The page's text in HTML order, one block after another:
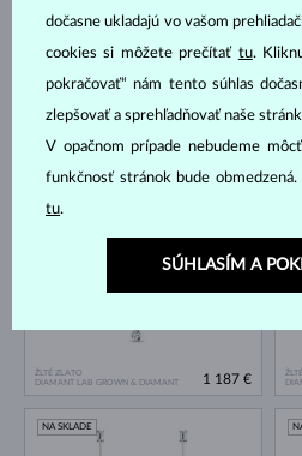
ŽLTÉ ZLATO
ŽLTÉ ZLATO
DIAMANT LAB GROWN & DIAMANT
NA SKLADE
1 187 €
NA SKLADE
dočasne ukladajú vo vašom
cookies si môžete prečítať tu.
pokračovať“ nám tento súhlas
zlepšovať a sprehľadňovať naše
V opačnom prípade nebudeme
funkčnosť stránok bude
tu.
SÚHLASÍM A